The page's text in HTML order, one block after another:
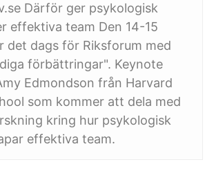
Därför ger psykologisk
effektiva team Den 14-15
det dags för Riksforum med
förbättringar". Keynote
Edmondson från Harvard
som kommer att dela med
kring hur psykologisk
effektiva team.